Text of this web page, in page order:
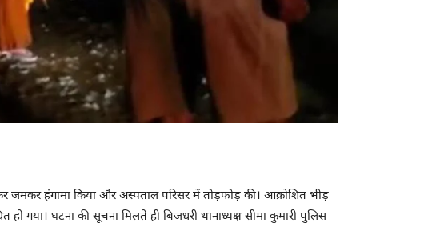
जमकर हंगामा किया और अस्पताल परिसर में तोड़फोड़ की। आक्रोशित भीड़
गया। घटना की सूचना मिलते ही बिजधरी थानाध्यक्ष सीमा कुमारी पुलिस